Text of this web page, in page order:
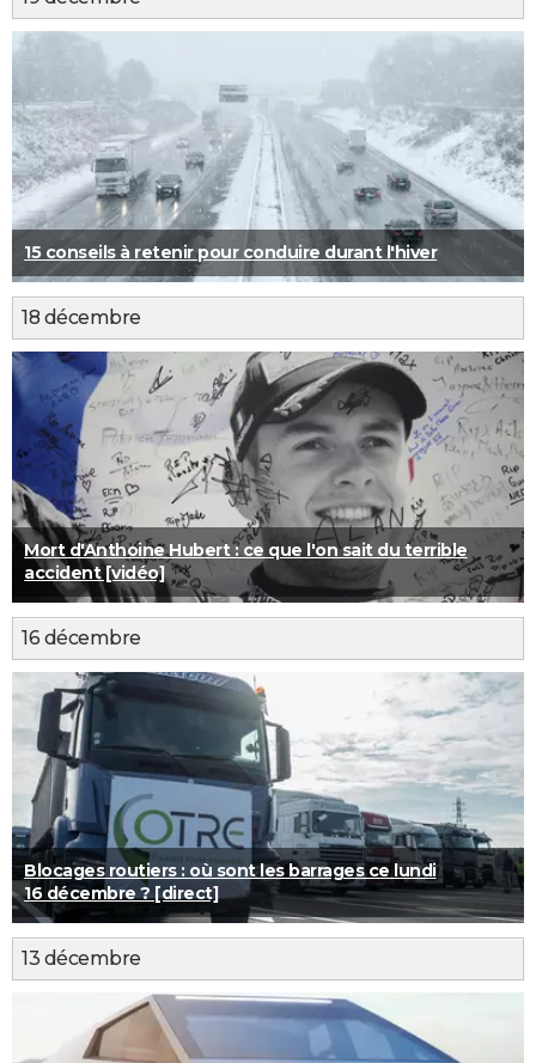
15 conseils à retenir pour conduire durant l'hiver
18 décembre
Mort d'Anthoine Hubert : ce que l'on sait du terrible
accident [vidéo]
16 décembre
Blocages routiers : où sont les barrages ce lundi
16 décembre ? [direct]
13 décembre